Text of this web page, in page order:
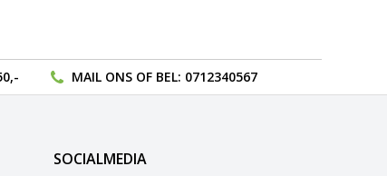
MAIL ONSOF BEL: 0712340567
SOCIALMEDIA